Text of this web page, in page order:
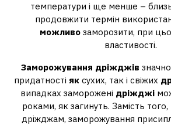
температури і ще менше –
продовжити термін
можливозаморозити, при
властивості.
Заморожування дріжджів
придатності як сухих, так і свіжих
випадках заморожені дріжджі
роками, як загинуть. Замість
дріжджам, заморожування